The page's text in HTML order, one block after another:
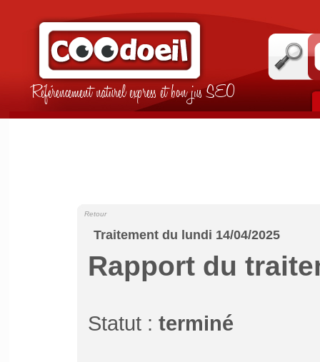
Référencement naturel express et bon jus SEO
Traitement du lundi 14/04/2025
Retour
Rapport du
Statut : terminé